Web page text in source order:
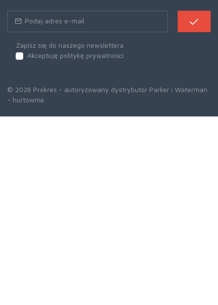
Zapisz się do naszego newslettera
Akceptuję politykę prywatności
© 2026 Prokres - autoryzowany dystrybutor Parker i Waterman
- hurtownia.